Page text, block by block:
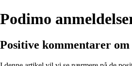
Podimo
Positive kommentarer om